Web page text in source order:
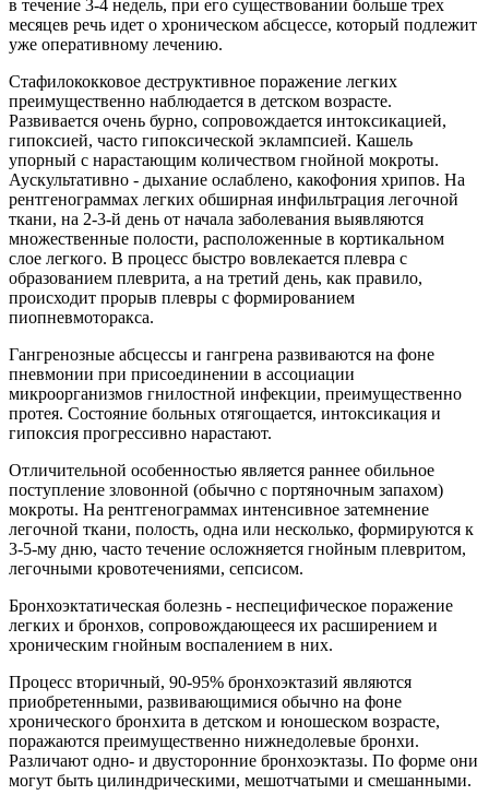
в течение 3-4 недель, при его существовании больше трех
месяцев речь идет о хроническом абсцессе, который подлежит
уже оперативному лечению.
Стафилококковое деструктивное поражение легких
преимущественно наблюдается в детском возрасте.
Развивается очень бурно, сопровождается интоксикацией,
гипоксией, часто гипоксической эклампсией. Кашель
упорный с нарастающим количеством гнойной мокроты.
Аускультативно - дыхание ослаблено, какофония хрипов. На
рентгенограммах легких обширная инфильтрация легочной
ткани, на 2-3-й день от начала заболевания выявляются
множественные полости, расположенные в кортикальном
слое легкого. В процесс быстро вовлекается плевра с
образованием плеврита, а на третий день, как правило,
происходит прорыв плевры с формированием
пиопневмоторакса.
Гангренозные абсцессы и гангрена развиваются на фоне
пневмонии при присоединении в ассоциации
микроорганизмов гнилостной инфекции, преимущественно
протея. Состояние больных отягощается, интоксикация и
гипоксия прогрессивно нарастают.
Отличительной особенностью является раннее обильное
поступление зловонной (обычно с портяночным запахом)
мокроты. На рентгенограммах интенсивное затемнение
легочной ткани, полость, одна или несколько, формируются к
3-5-му дню, часто течение осложняется гнойным плевритом,
легочными кровотечениями, сепсисом.
Бронхоэктатическая болезнь - неспецифическое поражение
легких и бронхов, сопровождающееся их расширением и
хроническим гнойным воспалением в них.
Процесс вторичный, 90-95% бронхоэктазий являются
приобретенными, развивающимися обычно на фоне
хронического бронхита в детском и юношеском возрасте,
поражаются преимущественно нижнедолевые бронхи.
Различают одно- и двусторонние бронхоэктазы. По форме они
могут быть цилиндрическими, мешотчатыми и смешанными.